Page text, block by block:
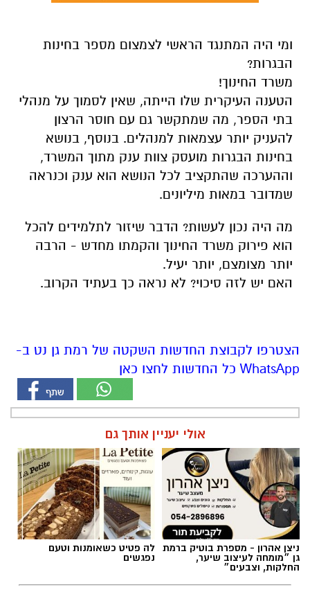
ומי היה המתנגד הראשי לצמצום מספר בחינות
הבגרות?
משרד החינוך!
הטענה העיקרית שלו הייתה, שאין לסמוך על מנהלי
בתי הספר, מה שמתקשר גם עם חוסר הרצון
להעניק יותר עצמאות למנהלים. בנוסף, בנושא
בחינות הבגרות מועסק צוות ענק מתוך המשרד,
וההערכה שהתקציב לכל הנושא הוא ענק וכנראה
שמדובר במאות מיליונים.
מה היה נכון לעשות? הדבר שיזור לתלמידים להכל
הוא פירוק משרד החינוך והקמתו מחדש - הרבה
יותר מצומצם, יותר יעיל.
האם יש לזה סיכוי? לא נראה כך בעתיד הקרוב.
הצטרפו לקבוצת החדשות השקטה של רמת גן נט ב-
WhatsApp כל החדשות לחצו כאן
אולי יעניין אותך גם
ניצן אהרון - מספרת בוטיק ברמת
גן ״מומחה לעיצוב שיער,
החלקות, וצבעים״
לה פטיט כשאומנות וטעם
נפגשים